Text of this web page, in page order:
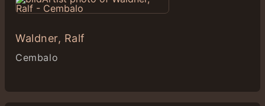
Waldner, Ralf
Cembalo